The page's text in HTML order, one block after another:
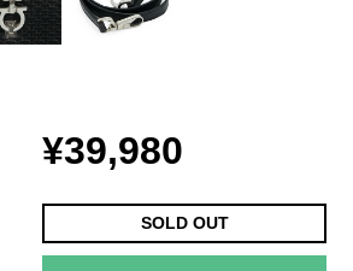
¥39,980
SOLD OUT